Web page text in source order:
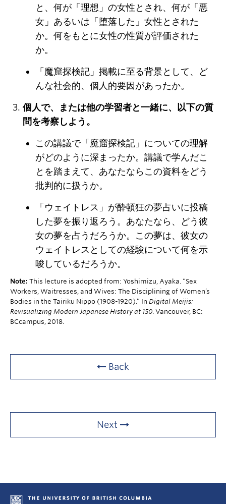
と、何が「理想」の女性とされ、何が「悪
女」あるいは「堕落した」女性とされた
か。何をもとに女性の性質が評価された
か。
「魔窟探検記」掲載に至る背景として、ど
んな社会的、個人的要因があったか。
個人で、または他の学習者と一緒に、以下の質
問を考察しよう。
この講議で「魔窟探検記」についての理解
がどのように深まったか。講議で学んだこ
とを踏まえて、あなたならこの資料をどう
批判的に扱うか。
「ウェイトレス」が酔頓狂の夢占いに投稿
した夢を振り返ろう。あなたなら、どう彼
女の夢を占うだろうか。この夢は、彼女の
ウェイトレスとしての経験について何を示
唆しているだろうか。
Note: This lecture is adopted from: Yoshimizu, Ayaka. “Sex
Workers, Waitresses, and Wives: The Disciplining of Women’s
Bodies in the Tairiku Nippo (1908-1920).” In Digital Meijis:
Revisualizing Modern Japanese History at 150 . Vancouver, BC:
BCcampus, 2018.
Back
Next